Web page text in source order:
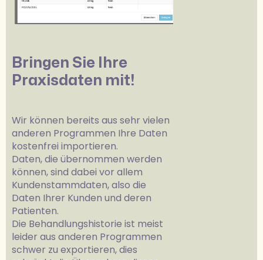
Bringen Sie Ihre
Praxisdaten mit!
Wir können bereits aus sehr vielen
anderen Programmen Ihre Daten
kostenfrei importieren.
Daten, die übernommen werden
können, sind dabei vor allem
Kundenstammdaten, also die
Daten Ihrer Kunden und deren
Patienten.
Die Behandlungshistorie ist meist
leider aus anderen Programmen
schwer zu exportieren, dies